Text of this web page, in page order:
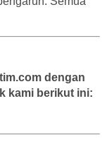
dengan
kami berikut ini: